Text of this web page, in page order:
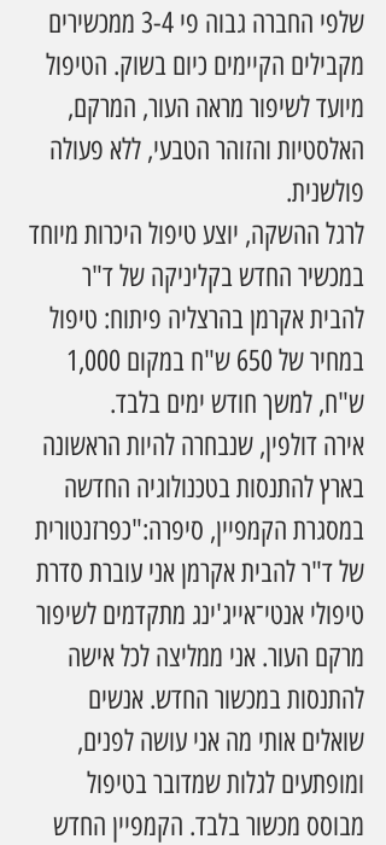
שלפי החברה גבוה פי 3-4 ממכשירים
מקבילים הקיימים כיום בשוק. הטיפול
מיועד לשיפור מראה העור, המרקם,
האלסטיות והזוהר הטבעי, ללא פעולה
פולשנית.
לרגל ההשקה, יוצע טיפול היכרות מיוחד
במכשיר החדש בקליניקה של ד"ר
להבית אקרמן בהרצליה פיתוח: טיפול
ש"ח, למשך חודש ימים בלבד.
אירה דולפין, שנבחרה להיות הראשונה
בארץ להתנסות בטכנולוגיה החדשה
במסגרת הקמפיין, סיפרה:"כפרזנטורית
של ד"ר להבית אקרמן אני עוברת סדרת
טיפולי אנטי־אייג'ינג מתקדמים לשיפור
מרקם העור. אני ממליצה לכל אישה
להתנסות במכשור החדש. אנשים
שואלים אותי מה אני עושה לפנים,
ומופתעים לגלות שמדובר בטיפול
מבוסס מכשור בלבד. הקמפיין החדש